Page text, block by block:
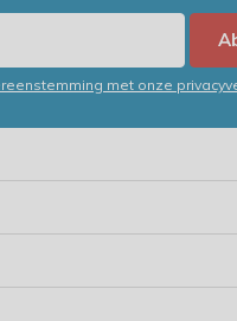
met onze